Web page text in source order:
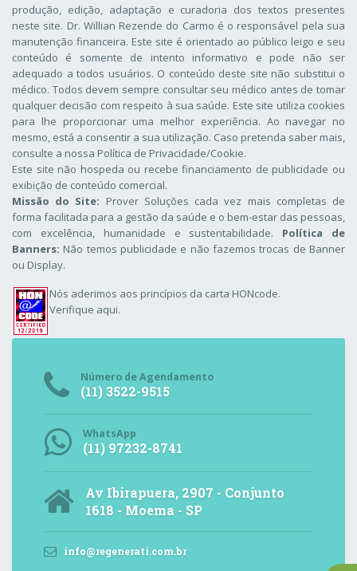
produção, edição, adaptação e curadoria dos textos presentes
neste site. Dr. Willian Rezende do Carmo é o responsável pela sua
manutenção financeira. Este site é orientado ao público leigo e seu
conteúdo é somente de intento informativo e pode não ser
adequado a todos usuários. O conteúdo deste site não substitui o
médico. Todos devem sempre consultar seu médico antes de tomar
qualquer decisão com respeito à sua saúde. Este site utiliza cookies
para lhe proporcionar uma melhor experiência. Ao navegar no
mesmo, está a consentir a sua utilização. Caso pretenda saber mais,
consulte a nossa Política de Privacidade/Cookie.
Este site não hospeda ou recebe financiamento de publicidade ou
exibição de conteúdo comercial.
Missão do Site: Prover Soluções cada vez mais completas de
forma facilitada para a gestão da saúde e o bem-estar das pessoas,
com excelência, humanidade e sustentabilidade. Política de
Banners: Não temos publicidade e não fazemos trocas de Banner
ou Display.
Nós aderimos aos princípios da carta HONcode.
Verifique aqui.
Número de Agendamento
(11) 3522-9515
WhatsApp
(11) 97232-8741
Av Ibirapuera, 2907 - Conjunto
1618 - Moema - SP
info@regenerati.com.br